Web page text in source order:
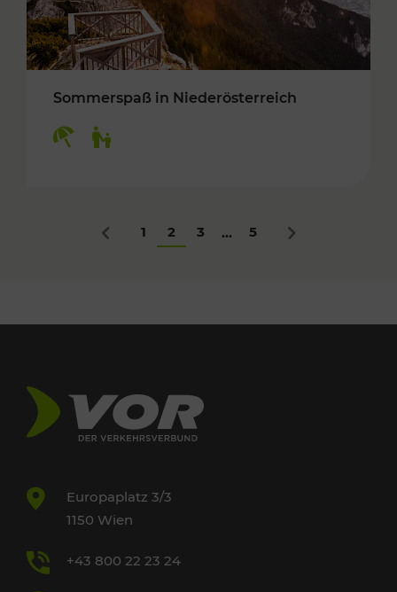
Sommerspaß in Niederösterreich
Zurück
1 2 3 ... 5 Nächstes
Europaplatz 3/3
1150 Wien
+43 800 22 23 24